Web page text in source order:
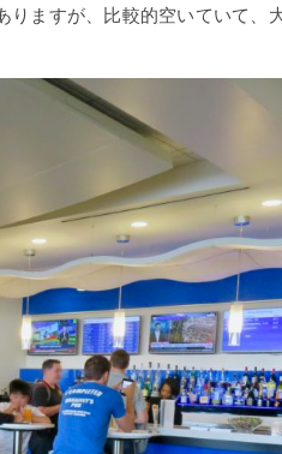
ますが、比較的空いていて、